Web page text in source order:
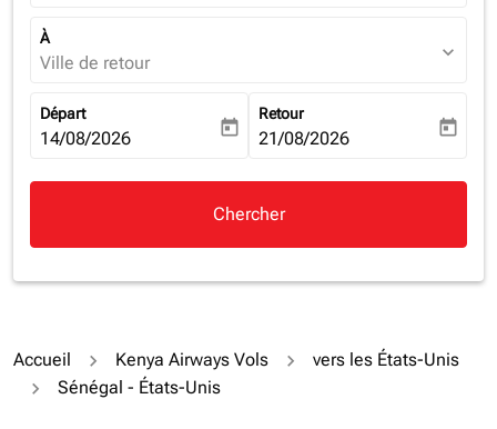
À
Ville de retour expand_more
Départ
fc-booking-departure-date-aria-label
14/08/2026 today
Retour
fc-booking-return-date-aria-
21/08/2026 today
Chercher
Accueil Kenya Airways Vols
vers les États-Unis
Sénégal - États-Unis